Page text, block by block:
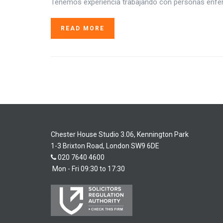
Tenemos experiencia trabajando con personas
READ MORE
Chester House Studio 3.06, Kennington Park
1-3 Brixton Road, London SW9 6DE
020 7640 4600
Mon - Fri 09:30 to 17:30